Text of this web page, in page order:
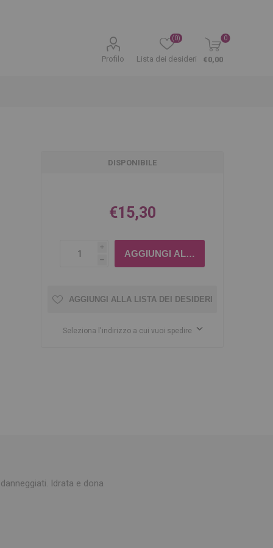
Profilo Lista dei desideri
(0) 0
€0,00
DISPONIBILE
€15,30
i
h
AGGIUNGI ALLA LISTA DEI DESIDERI
Seleziona l'indirizzo a cui vuoi spedire
Idrata e dona